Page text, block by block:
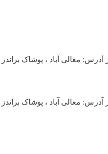
براندز فورلس تلفن:
براندز فورلس تلفن: